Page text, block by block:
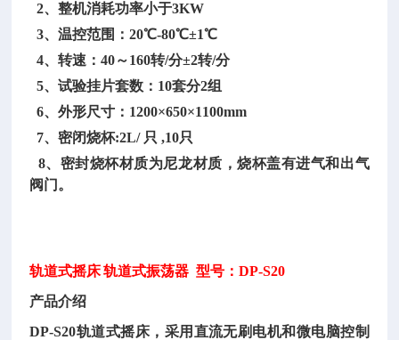
2、整机消耗功率小于3KW
3、温控范围：20℃-80℃±1℃
4、转速：40～160转/分±2转/分
5、试验挂片套数：10套分2组
6、外形尺寸：1200×650×1100mm
7、密闭烧杯:2L/ 只 ,10只
8、密封烧杯材质为尼龙材质，烧杯盖有进气和出气
阀门。
轨道式摇床轨道式振荡器 型号：DP-S20
产品介绍
DP-S20轨道式摇床，采用直流无刷电机和微电脑控制